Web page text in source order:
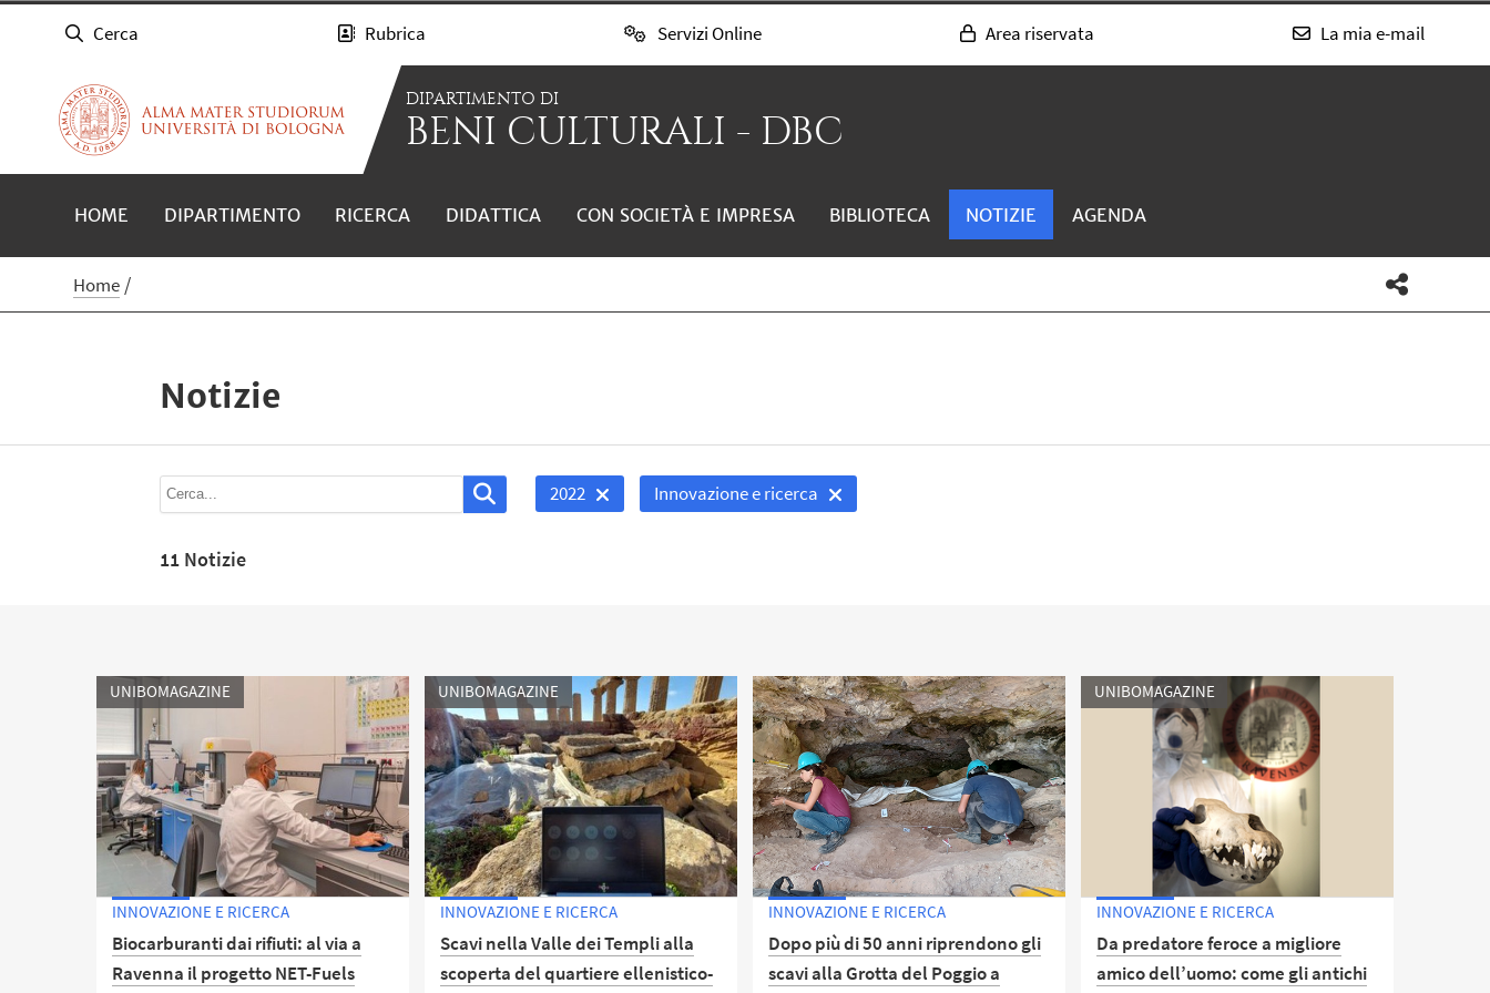
Cerca Rubrica Servizi Online Area riservata La mia e-mail
DIPARTIMENTO DI
BENI CULTURALI - DBC
HOME DIPARTIMENTO RICERCA DIDATTICA CON SOCIETÀ E IMPRESA BIBLIOTECA NOTIZIE AGENDA
Home
Notizie
2022 Innovazione e ricerca
11 Notizie
UNIBOMAGAZINE
INNOVAZIONE E RICERCA
Biocarburanti dai rifiuti: al via a
Ravenna il progetto NET-Fuels
UNIBOMAGAZINE
INNOVAZIONE E RICERCA
Scavi nella Valle dei Templi alla
scoperta del quartiere ellenistico-
INNOVAZIONE E RICERCA
Dopo più di 50 anni riprendono gli
scavi alla Grotta del Poggio a
UNIBOMAGAZINE
INNOVAZIONE E RICERCA
Da predatore feroce a migliore
amico dell’uomo: come gli antichi